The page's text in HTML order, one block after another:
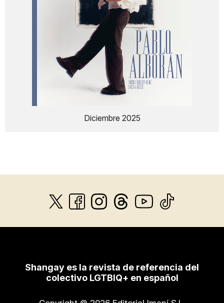
Diciembre 2025
Shangay es la revista de referencia del
colectivo LGTBIQ+ en español